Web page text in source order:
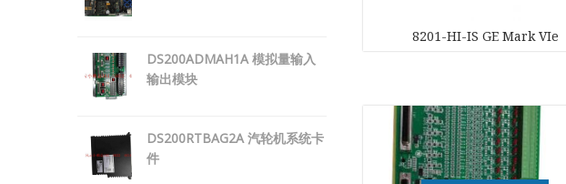
DS200ADMAH1A 模拟量输入
输出模块
DS200RTBAG2A 汽轮机系统卡
件
8201-HI-IS GE Mark VIe